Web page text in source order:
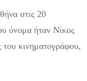
στις 20
όνομα ήταν Νίκος
κινηματογράφου,